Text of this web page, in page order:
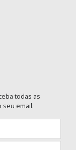
todas as
seu email.